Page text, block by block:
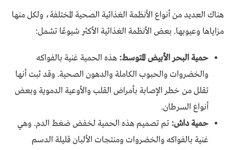
هناك العديد من أنواع الأنظمة الغذائية الصحية المختلفة، ولكل منها
مزاياها وعيوبها. بعض الأنظمة الغذائية الأكثر شيوعًا تشمل:
حمية البحر الأبيض المتوسط: هذه الحمية غنية بالفواكه
والخضروات والحبوب الكاملة والدهون الصحية. وقد ثبت أنها
تقلل من خطر الإصابة بأمراض القلب والأوعية الدموية وبعض
أنواع السرطان.
حمية داش: تم تصميم هذه الحمية لخفض ضغط الدم. وهي
غنية بالفواكه والخضروات ومنتجات الألبان قليلة الدسم